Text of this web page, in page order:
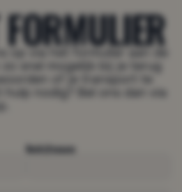
Bedrijfsnaam
op via het formulier aan de
snel mogelijk bij je terug
of je transport te
hulp nodig? Bel ons dan via